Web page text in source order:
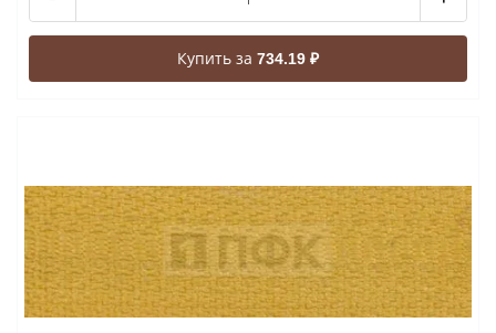
Купить за 734.19 ₽